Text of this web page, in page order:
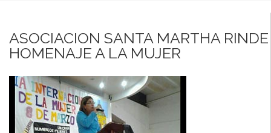
ASOCIACION SANTA MARTHA RINDE
HOMENAJE A LA MUJER